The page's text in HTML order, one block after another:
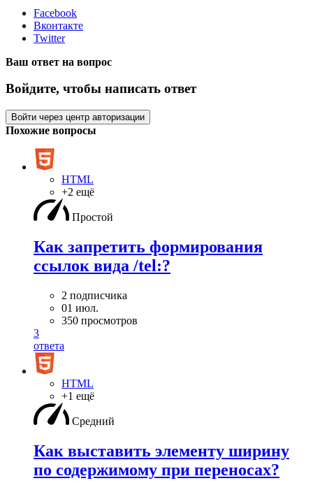
Facebook
Вконтакте
Twitter
Ваш ответ на вопрос
Войдите, чтобы написать ответ
Войти через центр авторизации
Похожие вопросы
HTML
+2 ещё
Простой
Как запретить формирования
ссылок вида /tel:?
2 подписчика
01 июл.
350 просмотров
3
ответа
HTML
+1 ещё
Средний
Как выставить элементу ширину
по содержимому при переносах?